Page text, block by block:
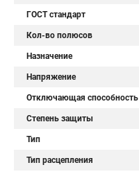
ГОСТ стандарт
Кол-во полюсов
Назначение
Напряжение
Отключающая способность
Степень защиты
Тип
Тип расцепления